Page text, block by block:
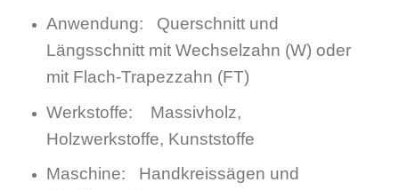
Anwendung: Querschnitt und
Längsschnitt mit Wechselzahn (W) oder
mit Flach-Trapezzahn (FT)
Werkstoffe: Massivholz,
Holzwerkstoffe, Kunststoffe
Maschine: Handkreissägen und